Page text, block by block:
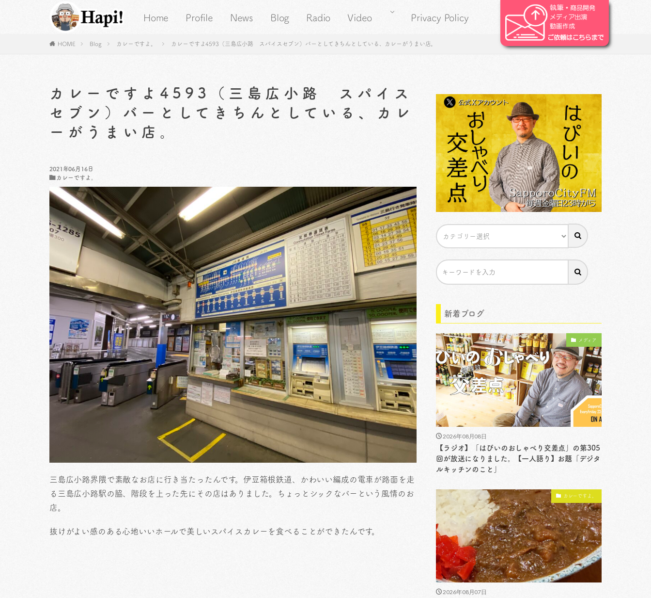
Home Profile News Blog Radio Video Privacy Policy
HOME Blog カレーですよ。 カレーですよ4593（三島広小路 スパイスセブン）バーとしてきちんとしている、カレーがうまい店。
カレーですよ4593（三島広小路 スパイス
セブン）バーとしてきちんとしている、カレ
ーがうまい店。
2021年06月16日
カレーですよ。
三島広小路界隈で素敵なお店に行き当たったんです。伊豆箱根鉄道、かわいい編成の電車が路面を走
る三島広小路駅の脇、階段を上った先にその店はありました。ちょっとシックなバーという風情のお
店。
抜けがよい感のある心地いいホールで美しいスパイスカレーを食べることができたんです。
新着ブログ
メディア
2026年08月08日
【ラジオ】「はぴいのおしゃべり交差点」の第305
回が放送になりました。【一人語り】お題「デジタ
ルキッチンのこと」
カレーですよ。
2026年08月07日